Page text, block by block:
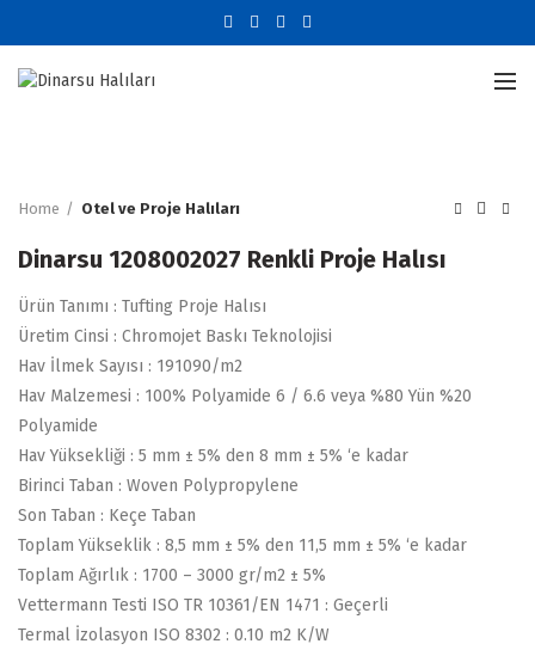
Home Otel ve Proje Halıları
Dinarsu 1208002027 Renkli Proje Halısı
Ürün Tanımı : Tufting Proje Halısı
Üretim Cinsi : Chromojet Baskı Teknolojisi
Hav İlmek Sayısı : 191090/m2
Hav Malzemesi : 100% Polyamide 6 / 6.6 veya %80 Yün %20
Polyamide
Hav Yüksekliği : 5 mm ± 5% den 8 mm ± 5% ‘e kadar
Birinci Taban : Woven Polypropylene
Son Taban : Keçe Taban
Toplam Yükseklik : 8,5 mm ± 5% den 11,5 mm ± 5% ‘e kadar
Toplam Ağırlık : 1700 – 3000 gr/m2 ± 5%
Vettermann Testi ISO TR 10361/EN 1471 : Geçerli
Termal İzolasyon ISO 8302 : 0.10 m2 K/W